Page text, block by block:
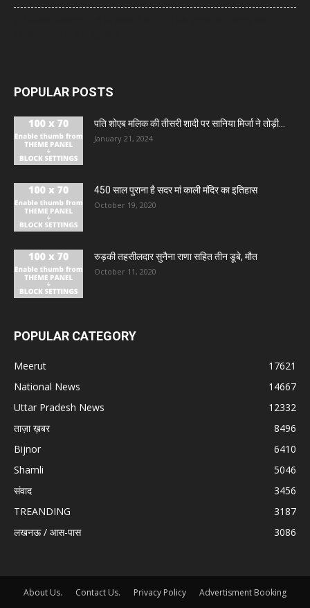
POPULAR POSTS
पति शोएब मलिक की तीसरी शादी पर सानिया मिर्जा ने तोड़ी...
January 21, 2024
450 साल पुराना है सदर मां काली मंदिर का इतिहास
October 19, 2020
रुड़की तहसीलदार सुनैना राणा सहित तीन डूबे, मौत
October 11, 2020
POPULAR CATEGORY
Meerut
17621
National News
14667
Uttar Pradesh News
12332
ताज़ा ख़बर
8496
Bijnor
6410
Shamli
5046
संवाद
3456
TREANDING
3187
लखनऊ / आस-पास
3086
About Us. Contact Us. Privacy Policy Advertisment Booking